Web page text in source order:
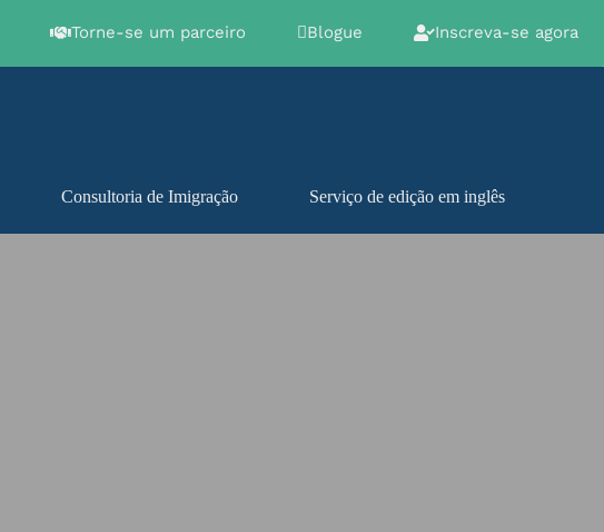
Torne-se um parceiro Blogue Inscreva-se agora
Consultoria de Imigração Serviço de edição em inglês